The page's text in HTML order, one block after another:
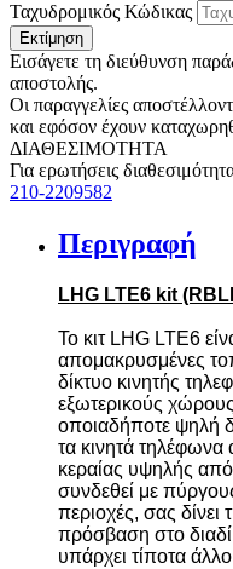
Ταχυδρομικός Κώδικας
Εκτίμηση
Εισάγετε τη διεύθυνση
αποστολής.
Οι παραγγελίες
και εφόσον έχουν
ΔΙΑΘΕΣΙΜΟΤΗΤΑ
Για ερωτήσεις
210-2209582
Περιγραφή
LHG LTE6 kit
Το κιτ LHG LTE6
απομακρυσμένες
δίκτυο κινητής
εξωτερικούς
οποιαδήποτε ψηλή
τα κινητά
κεραίας υψηλής
συνδεθεί με
περιοχές, σας δίνει
πρόσβαση στο
υπάρχει τίποτα